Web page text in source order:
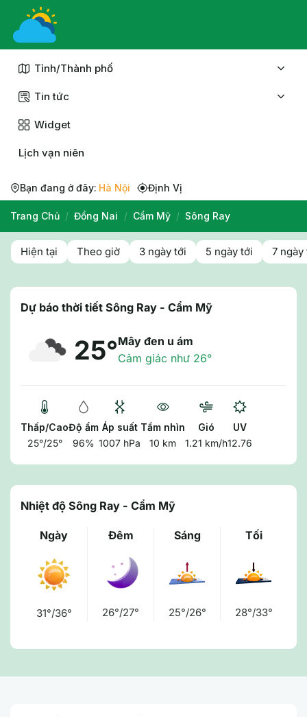
Chuyển
nội
Tỉnh/Thành phố
Tin tức
Widget
Lịch vạn niên
Bạn đang ở đây: Hà Nội Định Vị
Trang Chủ / Đồng Nai / Cẩm Mỹ / Sông Ray
Hiện tại Theo giờ 3 ngày tới 5 ngày tới 7 ngày
Dự báo thời tiết Sông Ray - Cẩm Mỹ
25°Mây đen u ám
Cảm giác như 26°
Thấp/Cao
25°/25°
Độ ẩm
96%
Áp suất
1007 hPa
Tầm nhìn
10 km
Gió
1.21 km/h
UV
12.76
Nhiệt độ Sông Ray - Cẩm Mỹ
Ngày
31°/36°
Đêm
26°/27°
Sáng
25°/26°
Tối
28°/33°